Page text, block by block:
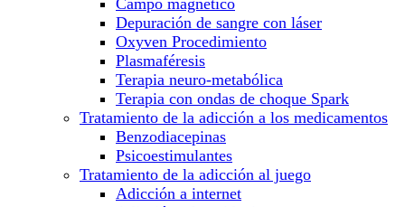
Campo magnético
Depuración de sangre con láser
Oxyven Procedimiento
Plasmaféresis
Terapia neuro-metabólica
Terapia con ondas de choque Spark
Tratamiento de la adicción a los medicamentos
Benzodiacepinas
Psicoestimulantes
Tratamiento de la adicción al juego
Adicción a internet